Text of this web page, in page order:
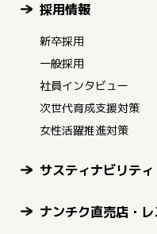
採用情報
新卒採用
一般採用
社員インタビュー
次世代育成支援対策
女性活躍推進対策
サスティナビリティ
ナンチク直売店・